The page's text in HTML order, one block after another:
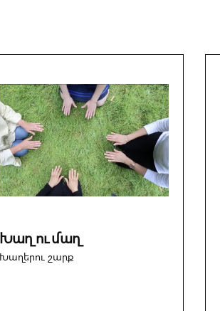
Խաղ ու մաղ
Խաղերու շարք